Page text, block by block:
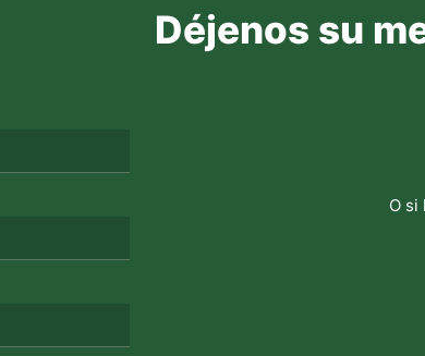
Déjenos su
O si